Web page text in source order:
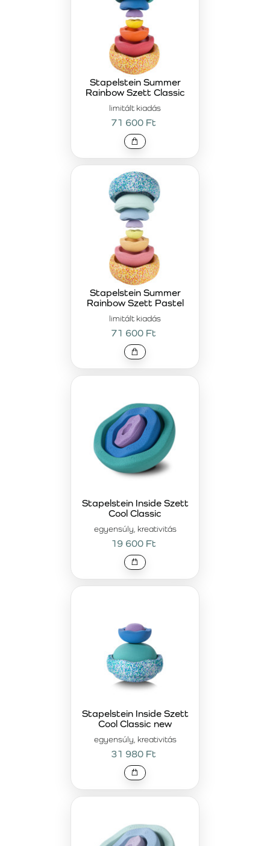
limitált kiadás
Stapelstein Summer
Rainbow Szett Classic
71 600 Ft
limitált kiadás
Stapelstein Summer
Rainbow Szett Pastel
71 600 Ft
egyensúly, kreativitás
Stapelstein Inside Szett
Cool Classic
19 600 Ft
egyensúly, kreativitás
Stapelstein Inside Szett
Cool Classic new
31 980 Ft